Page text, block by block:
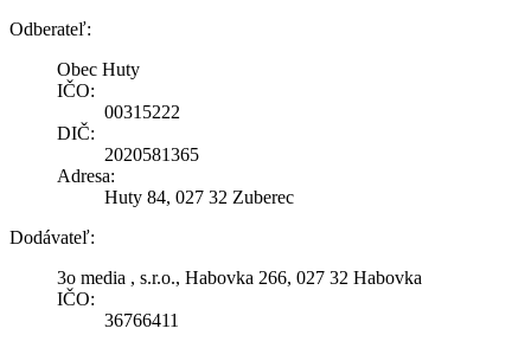
Odberateľ:
Obec Huty
IČO:
00315222
DIČ:
2020581365
Adresa:
Huty 84, 027 32 Zuberec
Dodávateľ:
3o media , s.r.o., Habovka 266, 027 32 Habovka
IČO:
36766411